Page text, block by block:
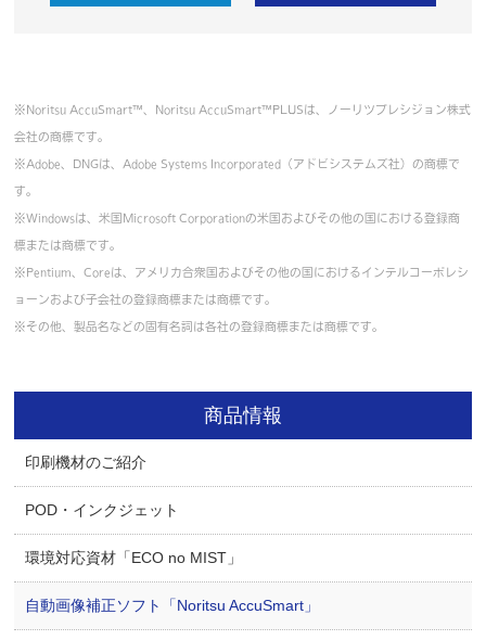
※Noritsu AccuSmart™、Noritsu AccuSmart™PLUSは、ノーリツプレシジョン株式
会社の商標です。
※Adobe、DNGは、Adobe Systems Incorporated（アドビシステムズ社）の商標で
す。
※Windowsは、米国Microsoft Corporationの米国およびその他の国における登録商
標または商標です。
※Pentium、Coreは、アメリカ合衆国およびその他の国におけるインテルコーポレシ
ョーンおよび子会社の登録商標または商標です。
※その他、製品名などの固有名詞は各社の登録商標または商標です。
商品情報
印刷機材のご紹介
POD・インクジェット
環境対応資材「ECO no MIST」
自動画像補正ソフト「Noritsu AccuSmart」